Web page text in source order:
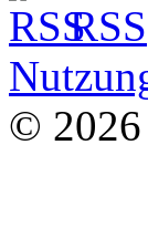
RSS
© 2026